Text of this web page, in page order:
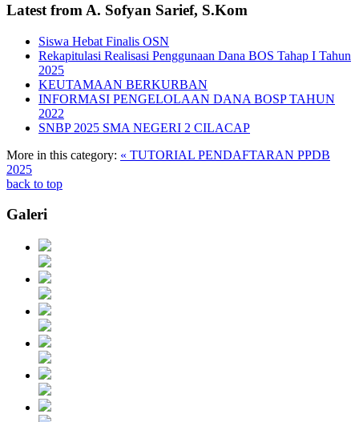
Latest from A. Sofyan Sarief, S.Kom
Siswa Hebat Finalis OSN
Rekapitulasi Realisasi Penggunaan Dana BOS Tahap I Tahun
2025
KEUTAMAAN BERKURBAN
INFORMASI PENGELOLAAN DANA BOSP TAHUN
2022
SNBP 2025 SMA NEGERI 2 CILACAP
More in this category: « TUTORIAL PENDAFTARAN PPDB
2025
back to top
Galeri